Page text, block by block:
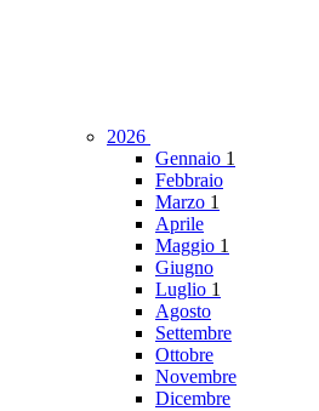
2026
Gennaio 1
Febbraio
Marzo 1
Aprile
Maggio 1
Giugno
Luglio 1
Agosto
Settembre
Ottobre
Novembre
Dicembre